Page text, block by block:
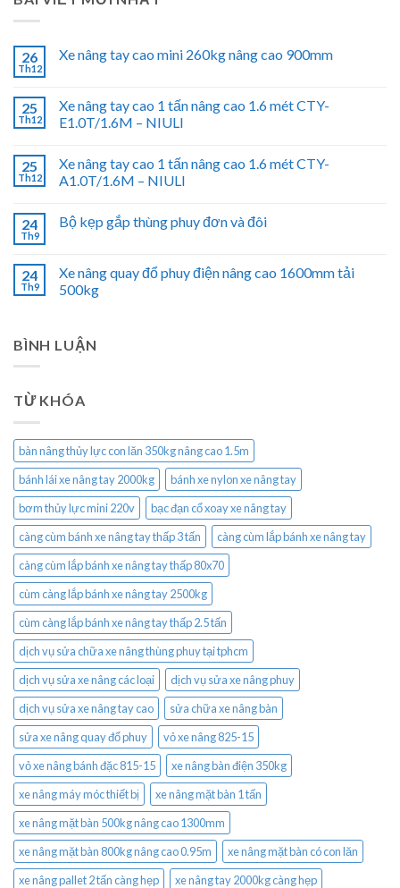
26
Th12
Xe nâng tay cao mini 260kg nâng cao 900mm
25
Th12
Xe nâng tay cao 1 tấn nâng cao 1.6 mét CTY-
E1.0T/1.6M – NIULI
25
Th12
Xe nâng tay cao 1 tấn nâng cao 1.6 mét CTY-
A1.0T/1.6M – NIULI
24
Th9
Bộ kẹp gắp thùng phuy đơn và đôi
24
Th9
Xe nâng quay đổ phuy điện nâng cao 1600mm tải
500kg
BÌNH LUẬN
TỪ KHÓA
bàn nâng thủy lực con lăn 350kg nâng cao 1.5m
bánh lái xe nâng tay 2000kg
bánh xe nylon xe nâng tay
bơm thủy lực mini 220v
bạc đạn cổ xoay xe nâng tay
càng cùm bánh xe nâng tay thấp 3 tấn
càng cùm lắp bánh xe nâng tay
càng cùm lắp bánh xe nâng tay thấp 80x70
cùm càng lắp bánh xe nâng tay 2500kg
cùm càng lắp bánh xe nâng tay thấp 2.5 tấn
dịch vụ sửa chữa xe nâng thùng phuy tại tphcm
dịch vụ sửa xe nâng các loại
dịch vụ sửa xe nâng phuy
dịch vụ sửa xe nâng tay cao
sửa chữa xe nâng bàn
sửa xe nâng quay đổ phuy
vỏ xe nâng 825-15
vỏ xe nâng bánh đặc 815-15
xe nâng bàn điện 350kg
xe nâng máy móc thiết bị
xe nâng mặt bàn 1 tấn
xe nâng mặt bàn 500kg nâng cao 1300mm
xe nâng mặt bàn 800kg nâng cao 0.95m
xe nâng mặt bàn có con lăn
xe nâng pallet 2 tấn càng hẹp
xe nâng tay 2000kg càng hẹp